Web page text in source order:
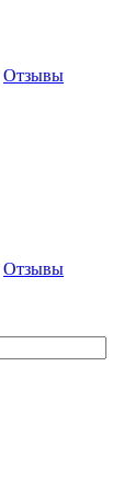
Отзывы
Отзывы